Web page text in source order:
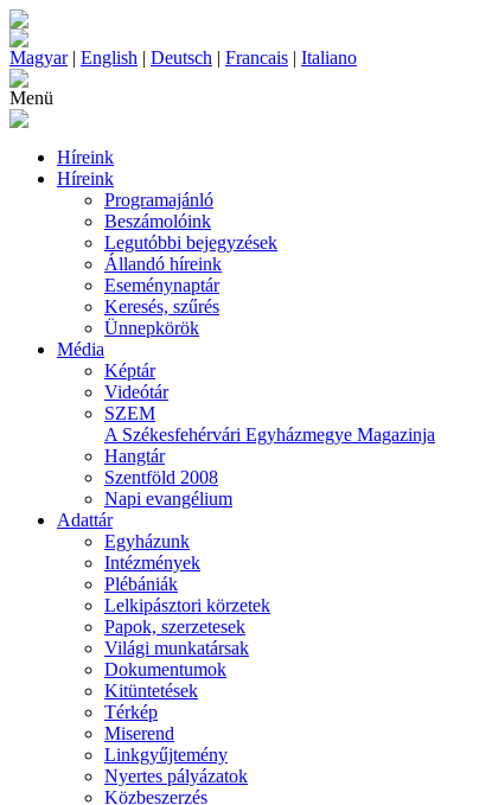
Magyar| English | Deutsch | Francais | Italiano
Menü
Híreink
Híreink
Programajánló
Beszámolóink
Legutóbbi bejegyzések
Állandó híreink
Eseménynaptár
Keresés, szűrés
Ünnepkörök
Média
Képtár
Videótár
SZEM
A Székesfehérvári Egyházmegye Magazinja
Hangtár
Szentföld 2008
Napi evangélium
Adattár
Egyházunk
Intézmények
Plébániák
Lelkipásztori körzetek
Papok, szerzetesek
Világi munkatársak
Dokumentumok
Kitüntetések
Térkép
Miserend
Linkgyűjtemény
Nyertes pályázatok
Közbeszerzés